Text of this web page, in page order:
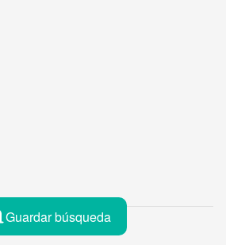
Guardar búsqueda